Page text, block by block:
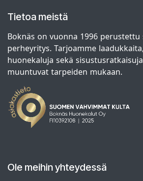
Tietoa meistä
Boknäs on vuonna 1996 perustettu
perheyritys. Tarjoamme
huonekaluja sekä
muuntuvat tarpeiden mukaan.
Ole meihin yhteydessä